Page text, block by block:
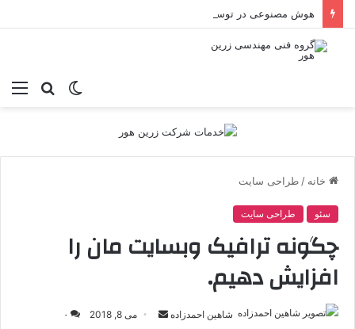
جستجو
تغییر
خانه / طراحی سایت
سئو طراحی سایت
چگونه ترافیک وبسایت مان را
افزایش دهیم.
شاهین احمدزاده
ارسالمی 8, 2018 ۰